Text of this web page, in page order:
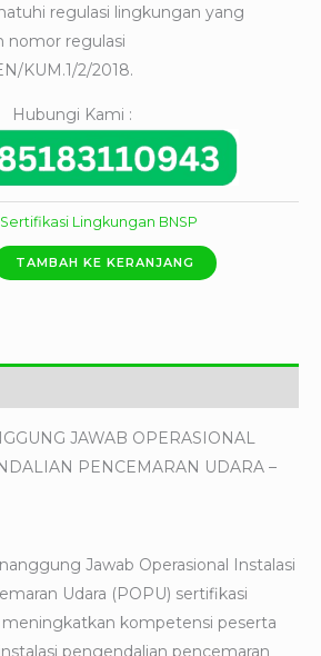
regulasi lingkungan yang
nomor regulasi
KUM.1/2/2018.
Hubungi Kami :
Lingkungan BNSP
TAMBAH KE KERANJANG
JAWAB OPERASIONAL
PENCEMARAN UDARA –
Jawab Operasional Instalasi
Udara (POPU) sertifikasi
kompetensi peserta
pengendalian pencemaran